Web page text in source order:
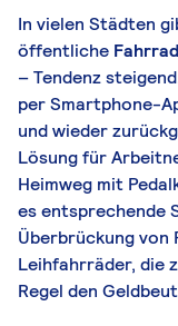
In vielen Städten
öffentliche
– Tendenz
per Smartphone-
und wieder
Lösung für
Heimweg mit
es entsprechende
Überbrückung von
Leihfahrräder, die
Regel den